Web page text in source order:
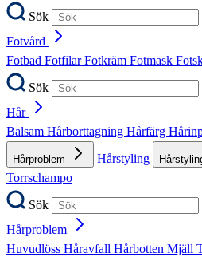
Sök
Fotvård
Fotbad FotfilarFotkräm Fotmask
Sök
Hår
Balsam Hårborttagning Hårfärg
Hårproblem Hårstyling
Torrschampo
Sök
Hårproblem
Huvudlöss Håravfall Hårbotten Mjäll